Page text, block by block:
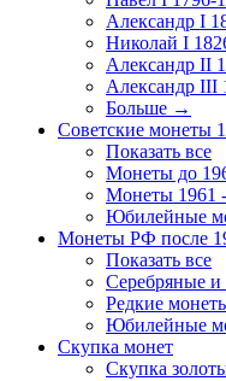
Александр I
Николай I
Александр II
Александр III
Больше →
Советские монеты
Показать все
Монеты до
Монеты 1961 -
Юбилейные
Монеты РФ после
Показать все
Серебряные и
Редкие
Юбилейные
Скупка монет
Скупка